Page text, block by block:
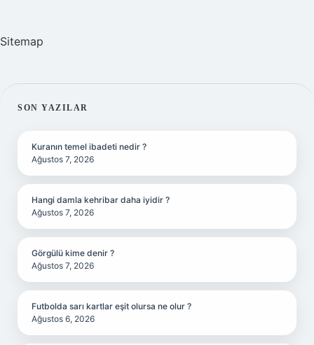
Sitemap
SIDEBAR
SON YAZILAR
Kuranın temel ibadeti nedir ?
Ağustos 7, 2026
Hangi damla kehribar daha iyidir ?
Ağustos 7, 2026
Görgülü kime denir ?
Ağustos 7, 2026
Futbolda sarı kartlar eşit olursa ne olur ?
Ağustos 6, 2026